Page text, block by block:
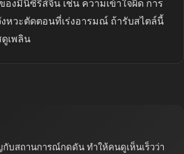
งมินิซีรีส์จีน เช่น ความเข้าใจผิด การ
หวะตัดตอนที่เร่งอารมณ์ ถ้ารับสไตล์นี้
เพลิน
บสถานการณ์กดดัน ทำให้คนดูเห็นเร็วว่า